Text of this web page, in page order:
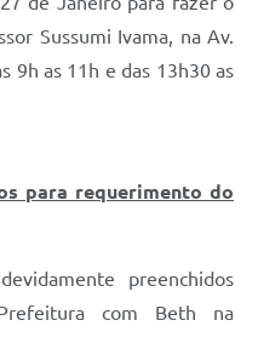
Sussumi Ivama, na Av.
9h as 11h e das 13h30 as
para requerimento do
preenchidos
com Beth na